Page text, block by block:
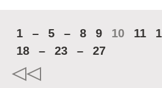
1 – 5 – 8 9 10 11
18
– 23 – 27